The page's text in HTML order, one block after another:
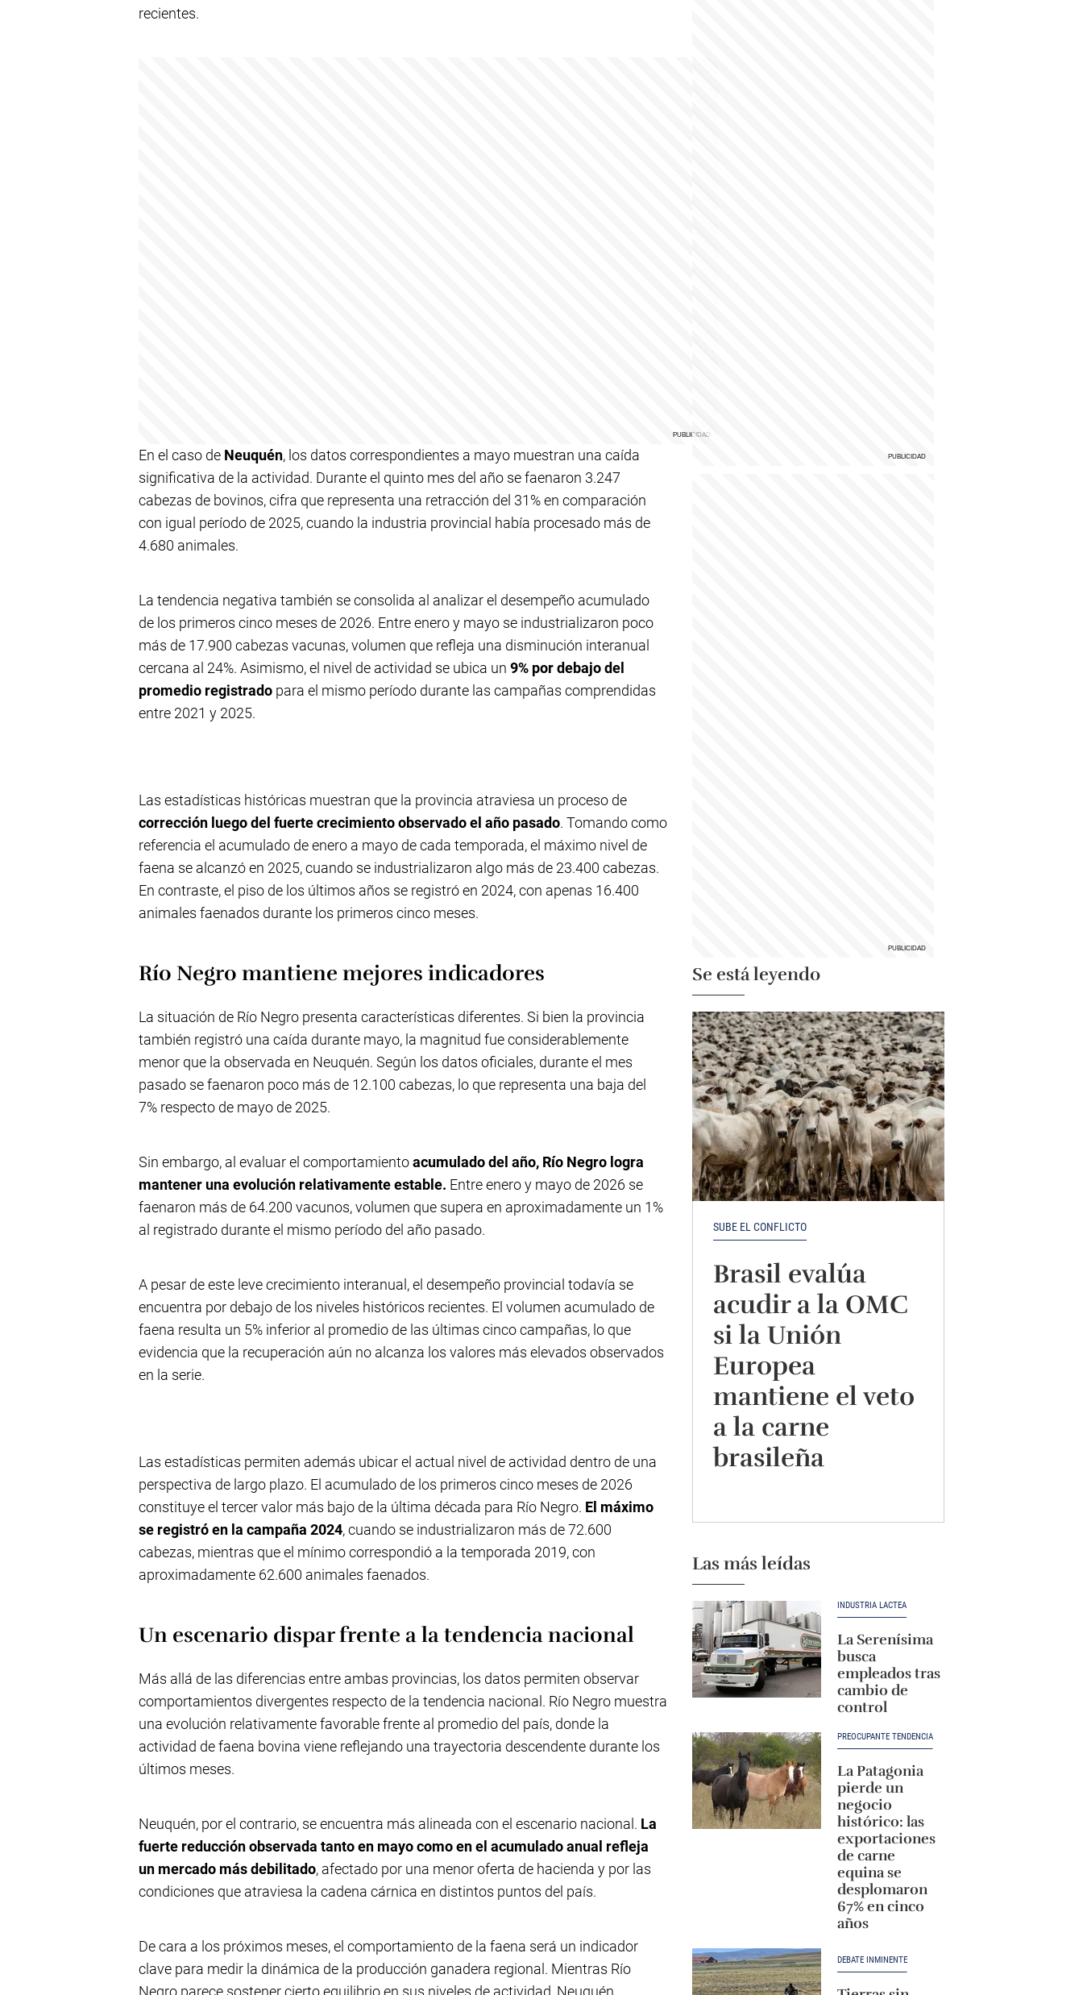
recientes.
En el caso de Neuquén, los datos correspondientes a mayo muestran una caída
significativa de la actividad. Durante el quinto mes del año se faenaron 3.247
cabezas de bovinos, cifra que representa una retracción del 31% en comparación
con igual período de 2025, cuando la industria provincial había procesado más de
4.680 animales.
La tendencia negativa también se consolida al analizar el desempeño acumulado
de los primeros cinco meses de 2026. Entre enero y mayo se industrializaron poco
más de 17.900 cabezas vacunas, volumen que refleja una disminución interanual
cercana al 24%. Asimismo, el nivel de actividad se ubica un 9% por debajo del
promedio registrado para el mismo período durante las campañas comprendidas
entre 2021 y 2025.
Las estadísticas históricas muestran que la provincia atraviesa un proceso de
corrección luego del fuerte crecimiento observado el año pasado. Tomando como
referencia el acumulado de enero a mayo de cada temporada, el máximo nivel de
faena se alcanzó en 2025, cuando se industrializaron algo más de 23.400 cabezas.
En contraste, el piso de los últimos años se registró en 2024, con apenas 16.400
animales faenados durante los primeros cinco meses.
Río Negro mantiene mejores indicadores
La situación de Río Negro presenta características diferentes. Si bien la provincia
también registró una caída durante mayo, la magnitud fue considerablemente
menor que la observada en Neuquén. Según los datos oficiales, durante el mes
pasado se faenaron poco más de 12.100 cabezas, lo que representa una baja del
7% respecto de mayo de 2025.
Sin embargo, al evaluar el comportamientoacumulado del año, Río Negro logra
mantener una evolución relativamente estable. Entre enero y mayo de 2026 se
faenaron más de 64.200 vacunos, volumen que supera en aproximadamente un 1%
al registrado durante el mismo período del año pasado.
A pesar de este leve crecimiento interanual, el desempeño provincial todavía se
encuentra por debajo de los niveles históricos recientes. El volumen acumulado de
faena resulta un 5% inferior al promedio de las últimas cinco campañas, lo que
evidencia que la recuperación aún no alcanza los valores más elevados observados
en la serie.
Las estadísticas permiten además ubicar el actual nivel de actividad dentro de una
perspectiva de largo plazo. El acumulado de los primeros cinco meses de 2026
constituye el tercer valor más bajo de la última década para Río Negro. El máximo
se registró en la campaña 2024, cuando se industrializaron más de 72.600
cabezas, mientras que el mínimo correspondió a la temporada 2019, con
aproximadamente 62.600 animales faenados.
Un escenario dispar frente a la tendencia nacional
Más allá de las diferencias entre ambas provincias, los datos permiten observar
comportamientos divergentes respecto de la tendencia nacional. Río Negro muestra
una evolución relativamente favorable frente al promedio del país, donde la
actividad de faena bovina viene reflejando una trayectoria descendente durante los
últimos meses.
Neuquén, por el contrario, se encuentra más alineada con el escenario nacional. La
fuerte reducción observada tanto en mayo como en el acumulado anual refleja
un mercado más debilitado, afectado por una menor oferta de hacienda y por las
condiciones que atraviesa la cadena cárnica en distintos puntos del país.
De cara a los próximos meses, el comportamiento de la faena será un indicador
clave para medir la dinámica de la producción ganadera regional. Mientras Río
Negro parece sostener cierto equilibrio en sus niveles de actividad, Neuquén
Se está leyendo
SUBE EL CONFLICTO
Brasil evalúa
acudir a la OMC
si la Unión
Europea
mantiene el veto
a la carne
brasileña
Las más leídas
INDUSTRIA LÁCTEA
La Serenísima
busca
empleados tras
cambio de
control
PREOCUPANTE TENDENCIA
La Patagonia
pierde un
negocio
histórico: las
exportaciones
de carne
equina se
desplomaron
67% en cinco
años
DEBATE INMINENTE